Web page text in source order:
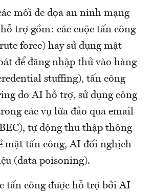
mối đe dọa an ninh mạng
trợ gồm: các cuộc tấn công
force) hay sử dụng mật
để đăng nhập thử vào hàng
stuffing), tấn công
do AI hỗ trợ, sử dụng công
các vụ lừa đảo qua email
tự động thu thập thông
mặt tấn công, AI đối nghịch
(data poisoning).
tấn công được hỗ trợ bởi AI